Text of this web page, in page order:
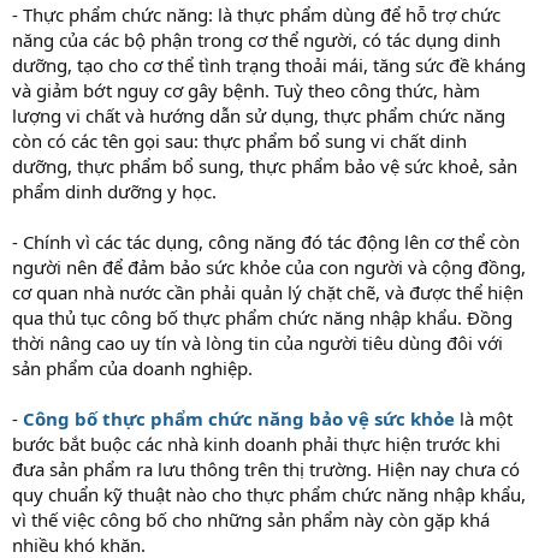
- Thực phẩm chức năng: là thực phẩm dùng để hỗ trợ chức
năng của các bộ phận trong cơ thể người, có tác dụng dinh
dưỡng, tạo cho cơ thể tình trạng thoải mái, tăng sức đề kháng
và giảm bớt nguy cơ gây bệnh. Tuỳ theo công thức, hàm
lượng vi chất và hướng dẫn sử dụng, thực phẩm chức năng
còn có các tên gọi sau: thực phẩm bổ sung vi chất dinh
dưỡng, thực phẩm bổ sung, thực phẩm bảo vệ sức khoẻ, sản
phẩm dinh dưỡng y học.
- Chính vì các tác dụng, công năng đó tác động lên cơ thể còn
người nên để đảm bảo sức khỏe của con người và cộng đồng,
cơ quan nhà nước cần phải quản lý chặt chẽ, và được thể hiện
qua thủ tục công bố thực phẩm chức năng nhập khẩu. Đồng
thời nâng cao uy tín và lòng tin của người tiêu dùng đôi với
sản phẩm của doanh nghiệp.
- Công bố thực phẩm chức năng bảo vệ sức khỏe là một
bước bắt buộc các nhà kinh doanh phải thực hiện trước khi
đưa sản phẩm ra lưu thông trên thị trường. Hiện nay chưa có
quy chuẩn kỹ thuật nào cho thực phẩm chức năng nhập khẩu,
vì thế việc công bố cho những sản phẩm này còn gặp khá
nhiều khó khăn.